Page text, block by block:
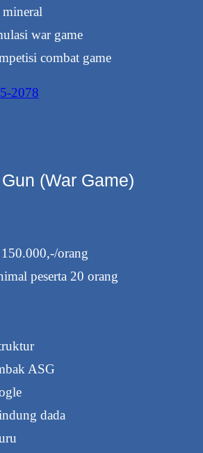
war game
combat game
2078
(War Game)
orang
peserta 20 orang
ASG
dada